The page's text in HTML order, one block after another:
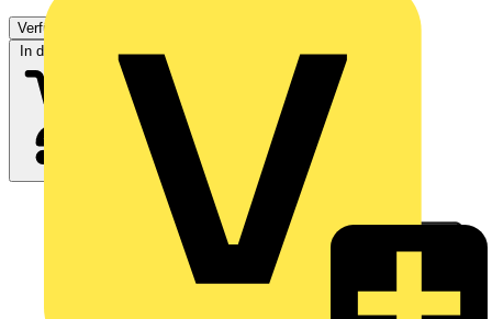
Verfügbar: 3 Händler
In den Warenkorb